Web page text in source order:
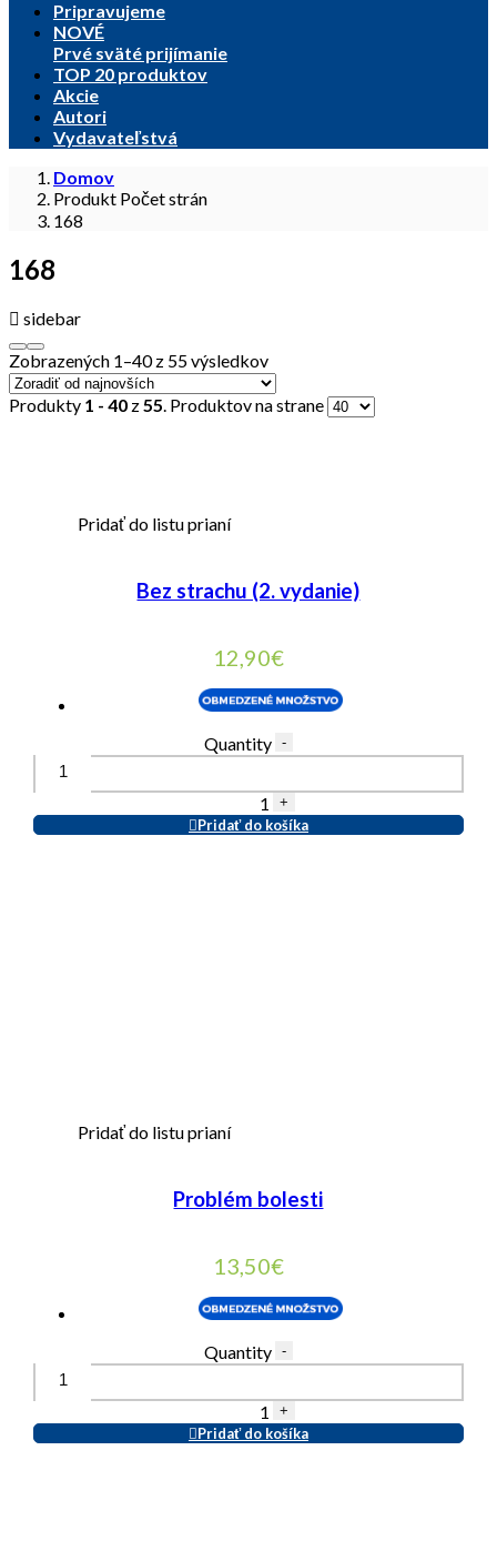
Pripravujeme
NOVÉ
Prvé sväté prijímanie
TOP 20 produktov
Akcie
Autori
Vydavateľstvá
Domov
Produkt Počet strán
168
168
sidebar
Zobrazených 1–40 z 55 výsledkov
Produkty 1 - 40 z55. Produktov na strane
Pridať do listu prianí
Bez strachu (2. vydanie)
12,90€
Quantity -
1 +
Pridať do košíka
Pridať do listu prianí
Problém bolesti
13,50€
Quantity -
1 +
Pridať do košíka